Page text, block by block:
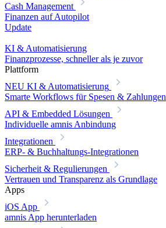
Cash Management
Finanzen auf Autopilot
Update
KI & Automatisierung
Finanzprozesse, schneller als je zuvor
Plattform
NEU KI & Automatisierung
Smarte Workflows für Spesen & Zahlungen
API & Embedded Lösungen
Individuelle amnis Anbindung
Integrationen
ERP- & Buchhaltungs-Integrationen
Sicherheit & Regulierungen
Vertrauen und Transparenz als Grundlage
Apps
iOS App
amnis App herunterladen